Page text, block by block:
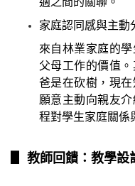
家庭認同感與主動
來自林業家庭的
父母工作的價值
爸是在砍樹，現
願意主動向親友
程對學生家庭關係
教師回饋：教學設